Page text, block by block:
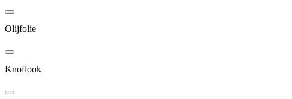
Olijfolie
Knoflook